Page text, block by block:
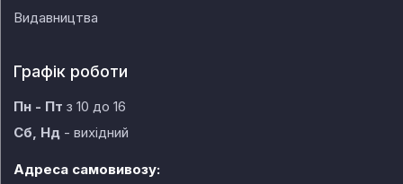
Видавництва
Графік роботи
Пн - Пт з 10 до 16
Сб, Нд - вихідний
Адреса самовивозу: